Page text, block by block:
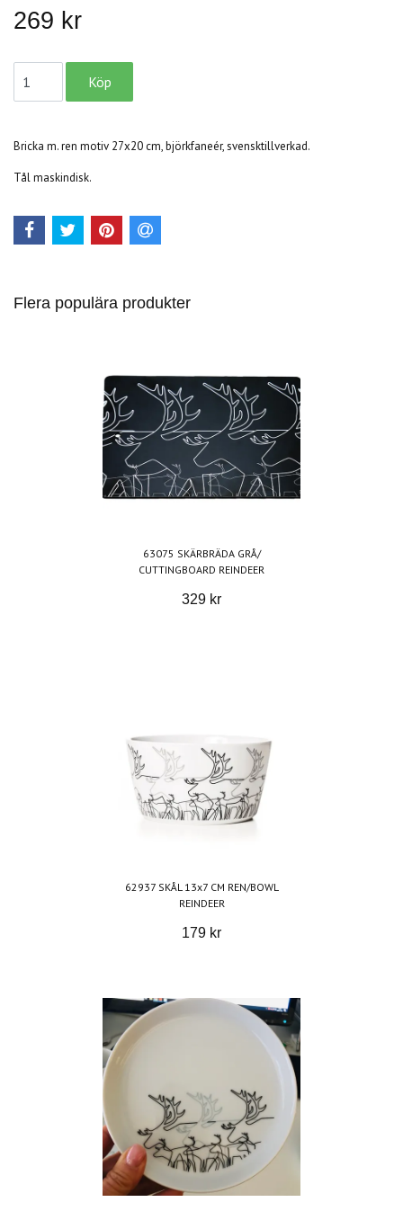
269 kr
Bricka m. ren motiv 27x20 cm, björkfaneér, svensktillverkad.
Tål maskindisk.
Flera populära produkter
63075 SKÄRBRÄDA GRÅ/
CUTTINGBOARD REINDEER
329 kr
62937 SKÅL 13x7 CM REN/BOWL
REINDEER
179 kr